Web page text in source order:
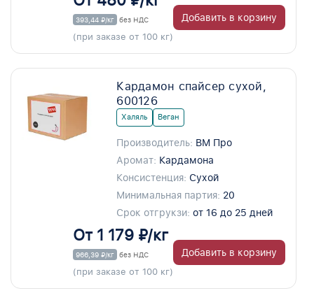
393,44 ₽/кг без НДС
(при заказе от 100 кг)
Добавить в корзину
Кардамон спайсер сухой,
600126
Халяль Веган
Производитель: ВМ Про
Аромат: Кардамона
Консистенция: Сухой
Минимальная партия: 20
Срок отгрукзи: от 16 до 25 дней
От 1 179 ₽/кг
966,39 ₽/кг без НДС
(при заказе от 100 кг)
Добавить в корзину